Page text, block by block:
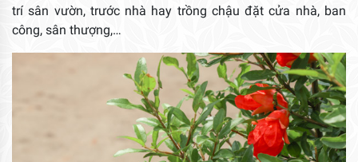
trí sân vườn, trước nhà hay trồng chậu đặt cửa nhà, ban
công, sân thượng,…